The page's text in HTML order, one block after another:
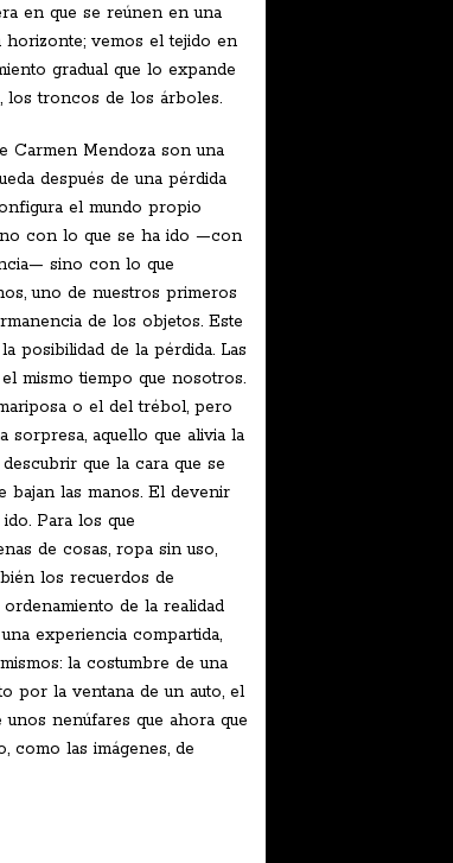
en que se reúnen en una
vemos el tejido en
gradual que lo expande
los troncos de los árboles.
Carmen Mendoza son una
después de una pérdida
el mundo propio
con lo que se ha ido —con
sino con lo que
uno de nuestros primeros
de los objetos. Este
posibilidad de la pérdida. Las
mismo tiempo que nosotros.
o el del trébol, pero
sorpresa, aquello que alivia la
que la cara que se
bajan las manos. El devenir
Para los que
de cosas, ropa sin uso,
los recuerdos de
de la realidad
experiencia compartida,
la costumbre de una
por la ventana de un auto, el
nenúfares que ahora que
como las imágenes, de